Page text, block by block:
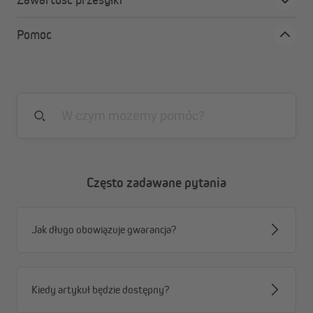
przygotowana do założenia
intensywnym nasłonecznieniu
Wszystkie tkaniny posiadają certyfikat OEKO-TEX®
Pomoc
Często zadawane pytania
Jak długo obowiązuje gwarancja?
Kiedy artykuł będzie dostępny?